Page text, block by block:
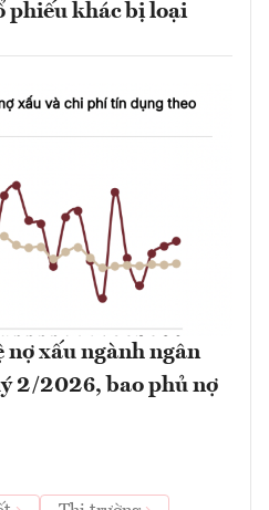
phiếu khác bị loại
nợ xấu ngành ngân
2/2026, bao phủ nợ